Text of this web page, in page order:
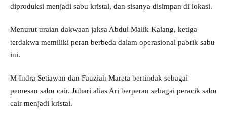
diproduksi menjadi sabu kristal, dan sisanya disimpan di lokasi.
Menurut uraian dakwaan jaksa Abdul Malik Kalang, ketiga
terdakwa memiliki peran berbeda dalam operasional pabrik sabu
ini.
M Indra Setiawan dan Fauziah Mareta bertindak sebagai
pemesan sabu cair. Juhari alias Ari berperan sebagai peracik sabu
cair menjadi kristal.